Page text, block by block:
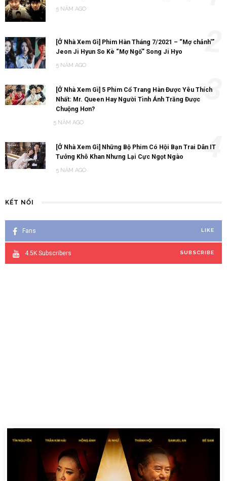
5 NĂM AGO
[Ở Nhà Xem Gì] Phim Hàn Tháng 7/2021 – “Mợ chảnh'”
Jeon Ji Hyun So Kè “Mợ Ngố” Song Ji Hyo
5 NĂM AGO
2
[Ở Nhà Xem Gì] 5 Phim Cổ Trang Hàn Được Yêu Thích
Nhất: Mr. Queen Hay Người Tình Ánh Trăng Được
Chuộng Hơn?
5 NĂM AGO
3
[Ở Nhà Xem Gì] Những Bộ Phim Có Hội Bạn Trai Dân IT
Tưởng Khô Khan Nhưng Lại Cực Ngọt Ngào
5 NĂM AGO
4
KẾT NỐI
Fans LIKE
4.5K Subscribers SUBSCRIBE